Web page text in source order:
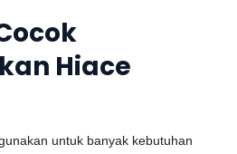
Hiace
untuk banyak kebutuhan